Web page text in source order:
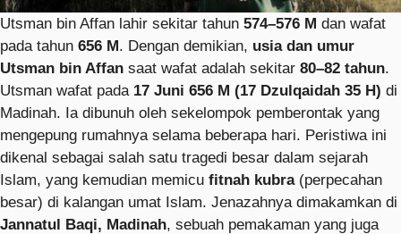
Utsman bin Affan lahir sekitar tahun 574–576 M dan wafat
pada tahun 656 M. Dengan demikian, usia dan umur
Utsman bin Affan saat wafat adalah sekitar 80–82 tahun.
Utsman wafat pada 17 Juni 656 M (17 Dzulqaidah 35 H) di
Madinah. Ia dibunuh oleh sekelompok pemberontak yang
mengepung rumahnya selama beberapa hari. Peristiwa ini
dikenal sebagai salah satu tragedi besar dalam sejarah
Islam, yang kemudian memicu fitnah kubra(perpecahan
besar) di kalangan umat Islam. Jenazahnya dimakamkan di
Jannatul Baqi, Madinah, sebuah pemakaman yang juga